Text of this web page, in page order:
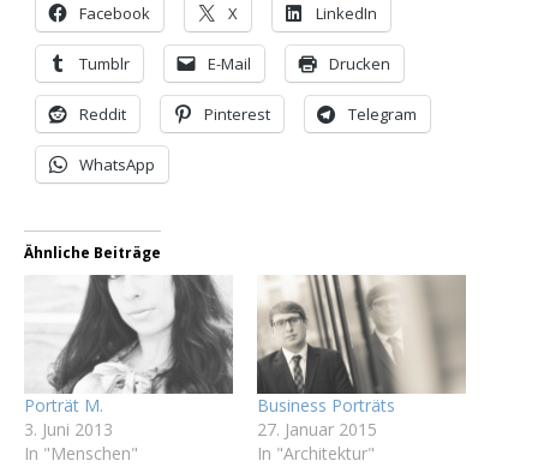
Facebook X LinkedIn
Tumblr E-Mail Drucken
Reddit Pinterest Telegram
WhatsApp
Ähnliche Beiträge
Porträt M.
3. Juni 2013
In "Menschen"
Business Porträts
27. Januar 2015
In "Architektur"